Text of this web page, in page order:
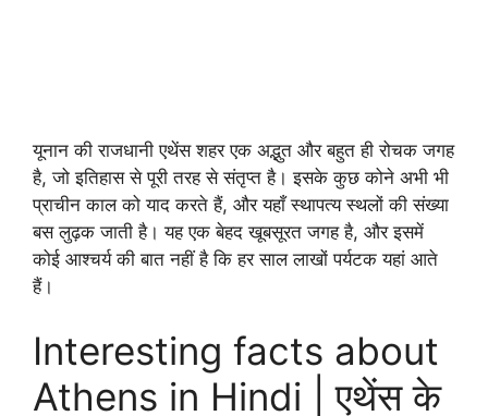
यूनान की राजधानी एथेंस शहर एक अद्भुत और बहुत ही रोचक जगह
है, जो इतिहास से पूरी तरह से संतृप्त है। इसके कुछ कोने अभी भी
प्राचीन काल को याद करते हैं, और यहाँ स्थापत्य स्थलों की संख्या
बस लुढ़क जाती है। यह एक बेहद खूबसूरत जगह है, और इसमें
कोई आश्चर्य की बात नहीं है कि हर साल लाखों पर्यटक यहां आते
हैं।
Interesting facts about
Athens in Hindi | एथेंस के